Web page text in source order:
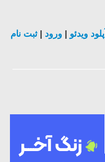
آپلود ویدئو ورود |ثبت نام